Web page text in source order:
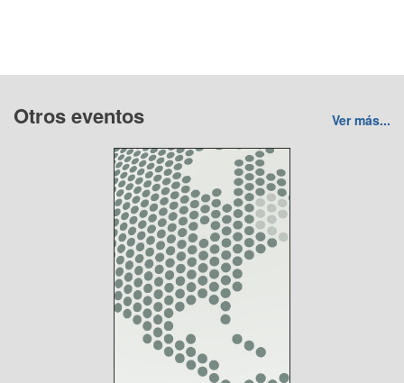
Otros eventos Ver más...